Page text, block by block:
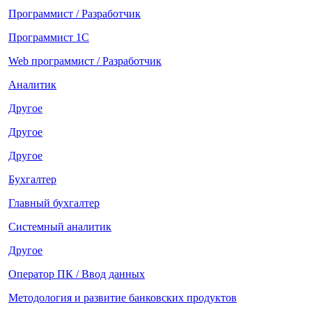
Программист / Разработчик
Программист 1С
Web программист / Разработчик
Аналитик
Другое
Другое
Другое
Бухгалтер
Главный бухгалтер
Системный аналитик
Другое
Оператор ПК / Ввод данных
Методология и развитие банковских продуктов